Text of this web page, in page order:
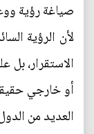
صياغة رؤية
لأن الرؤية
الاستقرار،
أو خارجي
العديد من